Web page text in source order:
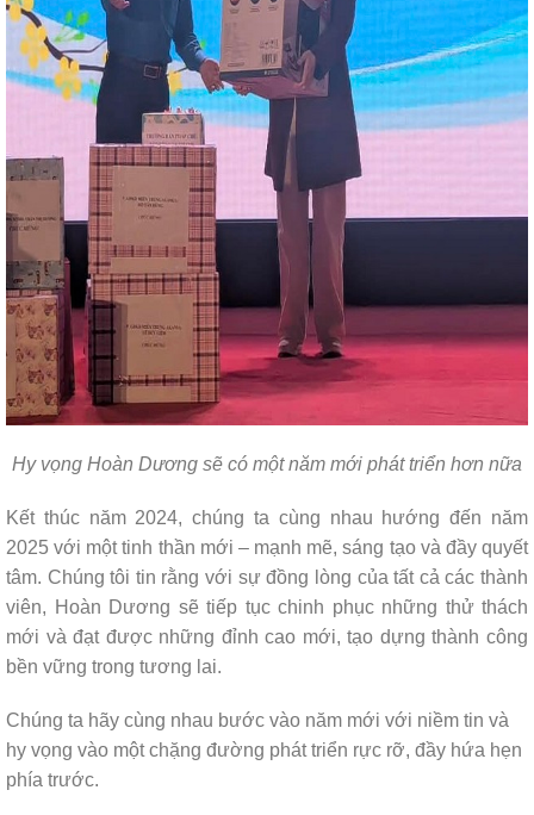
Hy vọng Hoàn Dương sẽ có một năm mới phát triển hơn nữa
Kết thúc năm 2024, chúng ta cùng nhau hướng đến năm
2025 với một tinh thần mới – mạnh mẽ, sáng tạo và đầy quyết
tâm. Chúng tôi tin rằng với sự đồng lòng của tất cả các thành
viên, Hoàn Dương sẽ tiếp tục chinh phục những thử thách
mới và đạt được những đỉnh cao mới, tạo dựng thành công
bền vững trong tương lai.
Chúng ta hãy cùng nhau bước vào năm mới với niềm tin và
hy vọng vào một chặng đường phát triển rực rỡ, đầy hứa hẹn
phía trước.